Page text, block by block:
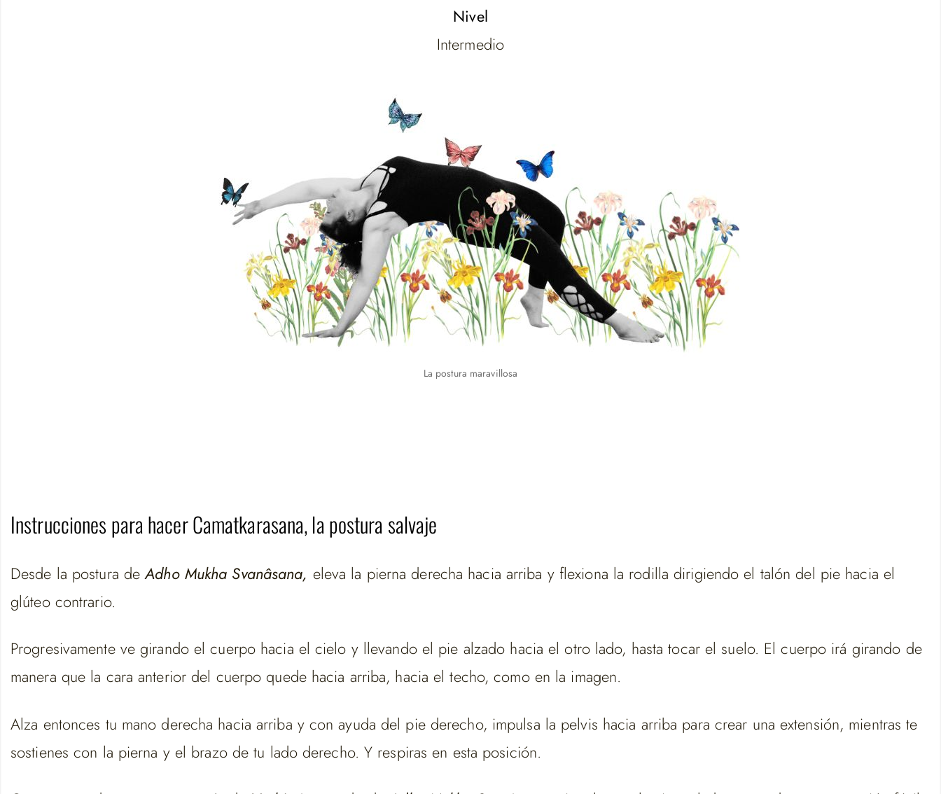
Nivel
Intermedio
La postura maravillosa
Instrucciones para hacer Camatkarasana, la postura salvaje
Desde la postura deAdho Mukha Svanâsana, eleva la pierna derecha hacia arriba y flexiona la rodilla dirigiendo el talón del pie hacia el
glúteo contrario.
Progresivamente ve girando el cuerpo hacia el cielo y llevando el pie alzado hacia el otro lado, hasta tocar el suelo. El cuerpo irá girando de
manera que la cara anterior del cuerpo quede hacia arriba, hacia el techo, como en la imagen.
Alza entonces tu mano derecha hacia arriba y con ayuda del pie derecho, impulsa la pelvis hacia arriba para crear una extensión, mientras te
sostienes con la pierna y el brazo de tu lado derecho. Y respiras en esta posición.